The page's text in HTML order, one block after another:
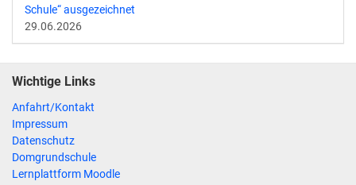
Schule“ ausgezeichnet
29.06.2026
Wichtige Links
Anfahrt/Kontakt
Impressum
Datenschutz
Domgrundschule
Lernplattform Moodle